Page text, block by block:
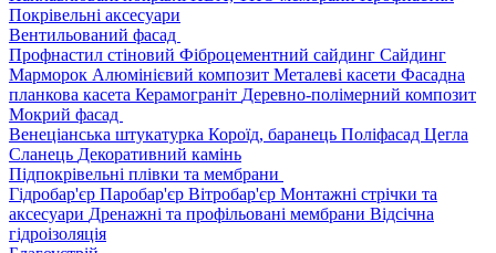
Покрівельні аксесуари
Вентильований фасад
Профнастил стіновий Фіброцементний сайдинг Сайдинг
Марморок Алюмінієвий композит Металеві касети Фасадна
планкова касета Керамограніт Деревно-полімерний композит
Мокрий фасад
Венеціанська штукатурка Короїд, баранець Поліфасад Цегла
Сланець Декоративний камінь
Підпокрівельні плівки та мембрани
Гідробар'єр Паробар'єр Вітробар'єр Монтажні стрічки та
аксесуари Дренажні та профільовані мембрани Відсічна
гідроізоляція